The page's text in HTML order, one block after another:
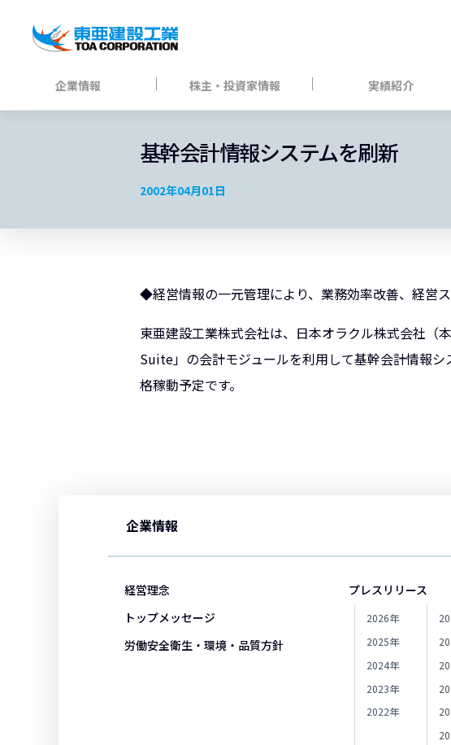
企業情報 株主・投資家情報 実績紹介
基幹会計情報システムを刷新
2002年04月01日
◆経営情報の一元管理により、業務効率改善、経営
東亜建設工業株式会社は、日本オラクル株式会社（
Suite」の会計モジュールを利用して基幹会計情報
格稼動予定です。
企業情報
経営理念
トップメッセージ
労働安全衛生・環境・品質方針
プレスリリース
2026年
2025年
2024年
2023年
2022年